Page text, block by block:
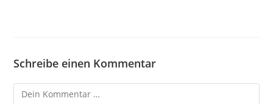
Schreibe einen Kommentar
Kommentar